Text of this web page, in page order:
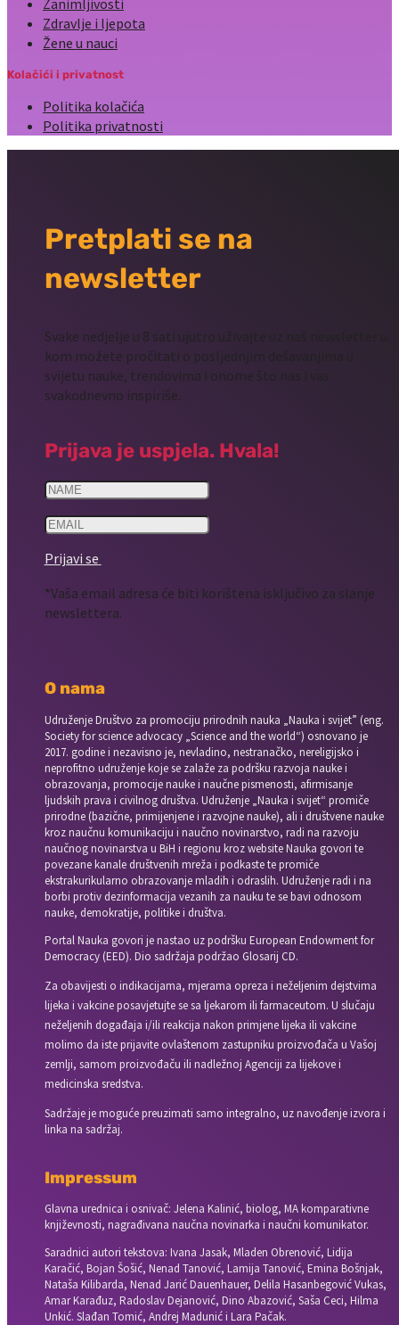
Zanimljivosti
Zdravlje i ljepota
Žene u nauci
Kolačići i privatnost
Politika kolačića
Politika privatnosti
Pretplati se na
newsletter
Svake nedjelje u 8 sati ujutro uživajte uz naš newsletter u
kom možete pročitati o posljednjim dešavanjima u
svijetu nauke, trendovima i onome što nas i vas
svakodnevno inspiriše.
Prijava je uspjela. Hvala!
Prijavi se
*Vaša email adresa će biti korištena isključivo za slanje
newslettera.
O nama
Udruženje Društvo za promociju prirodnih nauka „Nauka i svijet” (eng.
Society for science advocacy „Science and the world“) osnovano je
2017. godine i nezavisno je, nevladino, nestranačko, nereligijsko i
neprofitno udruženje koje se zalaže za podršku razvoja nauke i
obrazovanja, promocije nauke i naučne pismenosti, afirmisanje
ljudskih prava i civilnog društva. Udruženje „Nauka i svijet“ promiče
prirodne (bazične, primijenjene i razvojne nauke), ali i društvene nauke
kroz naučnu komunikaciju i naučno novinarstvo, radi na razvoju
naučnog novinarstva u BiH i regionu kroz website Nauka govori te
povezane kanale društvenih mreža i podkaste te promiče
ekstrakurikularno obrazovanje mladih i odraslih. Udruženje radi i na
borbi protiv dezinformacija vezanih za nauku te se bavi odnosom
nauke, demokratije, politike i društva.
Portal Nauka govori je nastao uz podršku European Endowment for
Democracy (EED). Dio sadržaja podržao Glosarij CD.
Za obavijesti o indikacijama, mjerama opreza i neželjenim dejstvima
lijeka i vakcine posavjetujte se sa ljekarom ili farmaceutom. U slučaju
neželjenih događaja i/ili reakcija nakon primjene lijeka ili vakcine
molimo da iste prijavite ovlaštenom zastupniku proizvođača u Vašoj
zemlji, samom proizvođaču ili nadležnoj Agenciji za lijekove i
medicinska sredstva.
Sadržaje je moguće preuzimati samo integralno, uz navođenje izvora i
linka na sadržaj.
Impressum
Glavna urednica i osnivač: Jelena Kalinić, biolog, MA komparativne
književnosti, nagrađivana naučna novinarka i naučni komunikator.
Saradnici autori tekstova: Ivana Jasak, Mladen Obrenović, Lidija
Karačić, Bojan Šošić, Nenad Tanović, Lamija Tanović, Emina Bošnjak,
Nataša Kilibarda, Nenad Jarić Dauenhauer, Delila Hasanbegović Vukas,
Amar Karađuz, Radoslav Dejanović, Dino Abazović, Saša Ceci, Hilma
Unkić. Slađan Tomić, Andrej Madunić i Lara Pačak.